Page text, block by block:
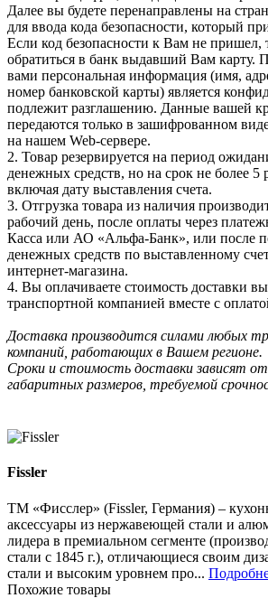
Далее вы будете перенаправлены на
для ввода кода безопасности, который
Если код безопасности к Вам не пришел,
обратиться в банк выдавший Вам карту.
вами персональная информация (имя,
номер банковской карты) является
подлежит разглашению. Данные вашей
передаются только в зашифрованном
на нашем Web-сервере.
2. Товар резервируется на период
денежных средств, но на срок не более 5
включая дату выставления счета.
3. Отгрузка товара из наличия
рабочий день, после оплаты через
Касса или АО «Альфа-Банк», или после
денежных средств по выставленному
интернет-магазина.
4. Вы оплачиваете стоимость доставки
транспортной компанией вместе с
Доставка производится силами любых
компаний, работающих в Вашем регионе.
Сроки и стоимость доставки зависят от
габаритных размеров, требуемой
Fissler
ТМ «Фисслер» (Fissler, Германия) –
аксессуары из нержавеющей стали и
лидера в премиальном сегменте
стали с 1845 г.), отличающиеся своим
стали и высоким уровнем про...
Похожие товары